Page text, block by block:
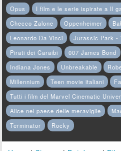
Opus
I film e le serie ispirate a Il
Checco Zalone
Oppenheimer
Leonardo Da Vinci
Jurassic Park -
Pirati dei Caraibi
007 James Bond
Indiana Jones
Unbreakable
Millennium
Teen movie italiani
Tutti i film del Marvel Cinematic
Alice nel paese delle meraviglie
Terminator
Rocky